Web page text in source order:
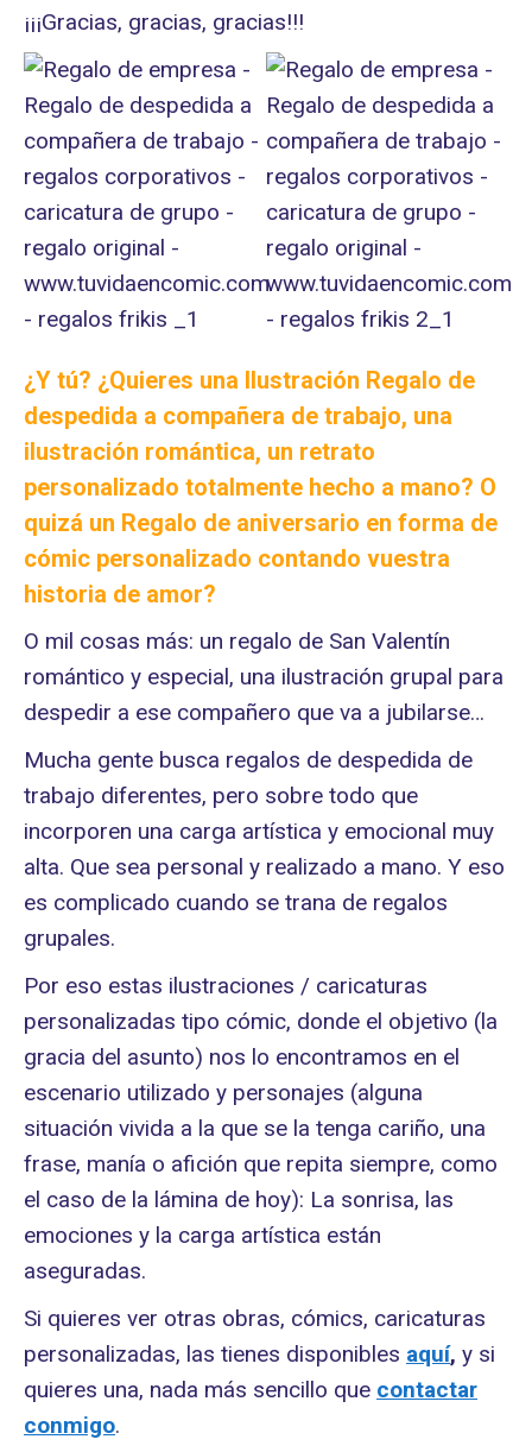
¡¡¡Gracias, gracias, gracias!!!
¿Y tú? ¿Quieres una Ilustración Regalo de
despedida a compañera de trabajo, una
ilustración romántica, un retrato
personalizado totalmente hecho a mano? O
quizá un Regalo de aniversario en forma de
cómic personalizado contando vuestra
historia de amor?
O mil cosas más: un regalo de San Valentín
romántico y especial, una ilustración grupal para
despedir a ese compañero que va a jubilarse…
Mucha gente busca regalos de despedida de
trabajo diferentes, pero sobre todo que
incorporen una carga artística y emocional muy
alta. Que sea personal y realizado a mano. Y eso
es complicado cuando se trana de regalos
grupales.
Por eso estas ilustraciones / caricaturas
personalizadas tipo cómic, donde el objetivo (la
gracia del asunto) nos lo encontramos en el
escenario utilizado y personajes (alguna
situación vivida a la que se la tenga cariño, una
frase, manía o afición que repita siempre, como
el caso de la lámina de hoy): La sonrisa, las
emociones y la carga artística están
aseguradas.
Si quieres ver otras obras, cómics, caricaturas
personalizadas, las tienes disponibles aquí, y si
quieres una, nada más sencillo que contactar
conmigo.